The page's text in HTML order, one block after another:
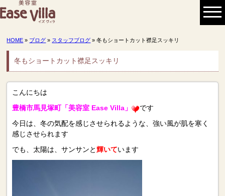
HOME » ブログ » スタッフブログ » 冬もショートカット襟足スッキリ
冬もショートカット襟足スッキリ
こんにちは
豊橋市馬見塚町「美容室 Ease Villa」
です
今日は、冬の気配を感じさせられるような、強い風が肌を寒く
感じさせられます
でも、太陽は、サンサンと輝いています